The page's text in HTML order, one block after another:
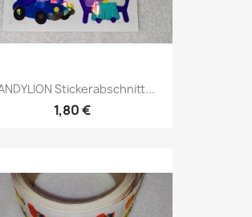
Stickerabschnitt...
1,80 €